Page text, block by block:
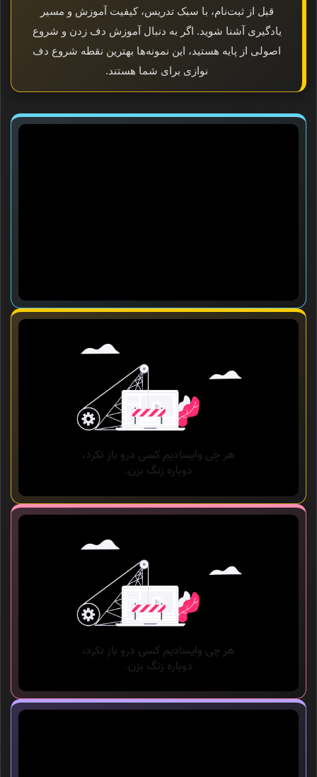
قبل از ثبت‌نام، با سبک تدریس، کیفیت آموزش و مسیر
یادگیری آشنا شوید. اگر به دنبال آموزش دف زدن و شروع
اصولی از پایه هستید، این نمونه‌ها بهترین نقطه شروع دف
نوازی برای شما هستند.